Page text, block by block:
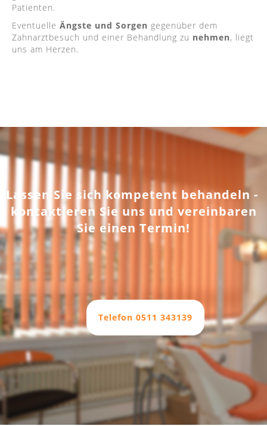
Patienten.
Eventuelle Ängste und Sorgen gegenüber dem
Zahnarztbesuch und einer Behandlung zu nehmen, liegt
uns am Herzen.
Lassen Sie sich kompetent behandeln -
kontaktieren Sie uns und vereinbaren
Sie einen Termin!
Telefon 0511 343139